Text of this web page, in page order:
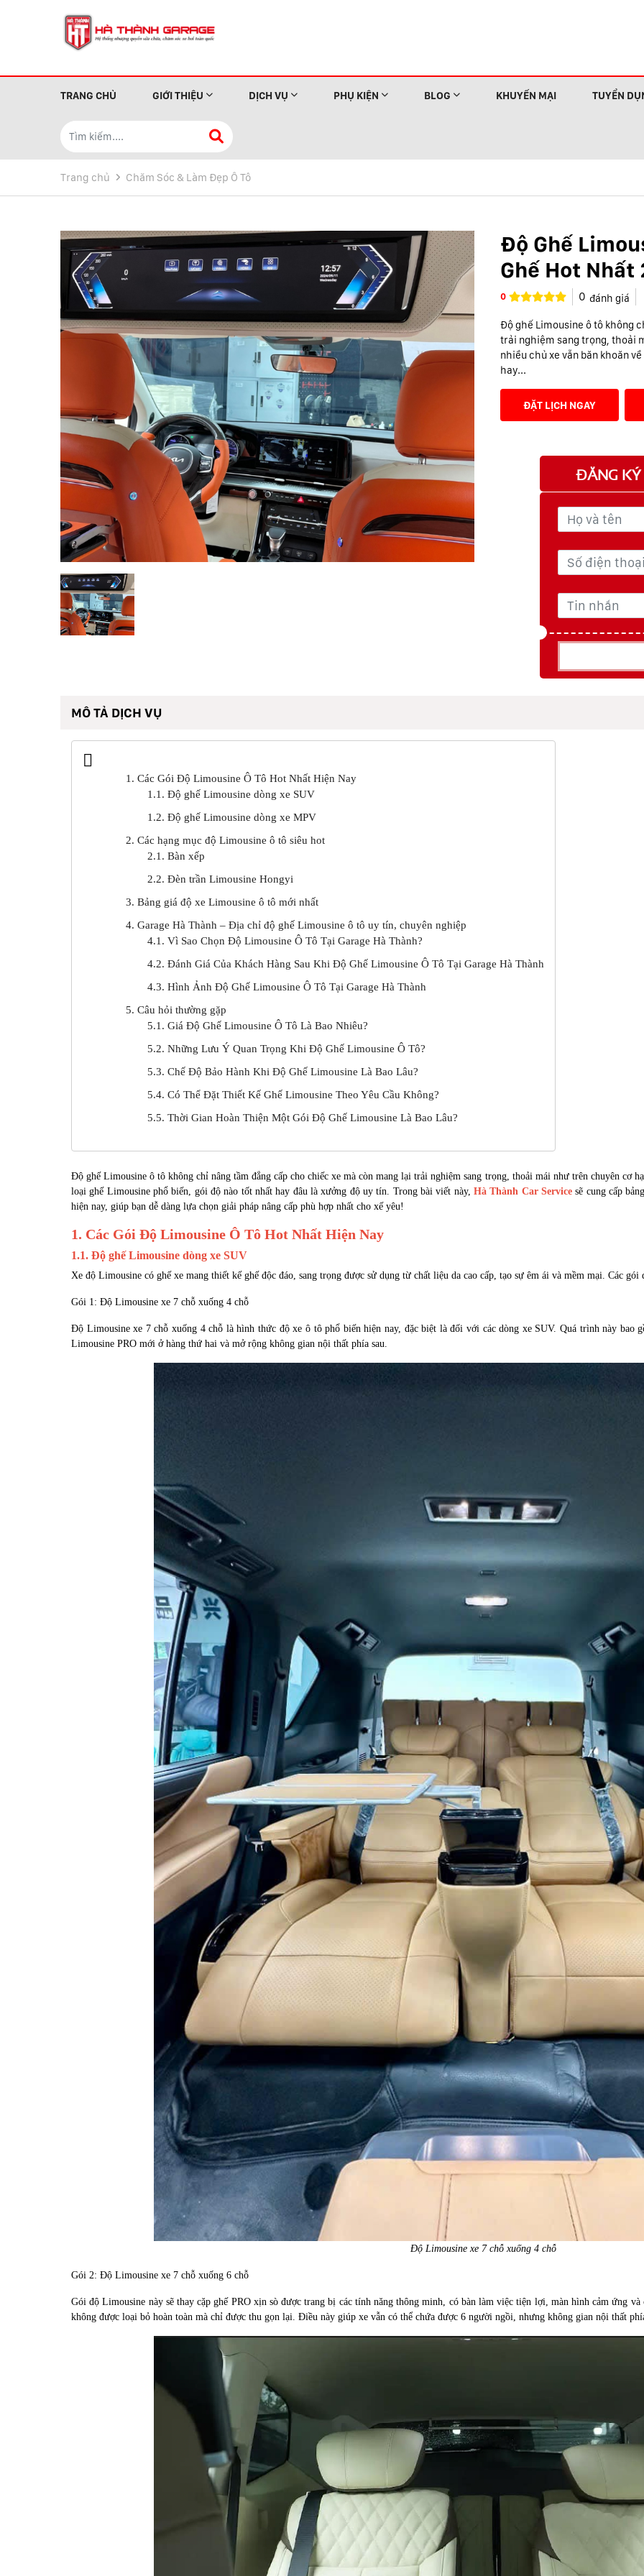
TRANG CHỦ GIỚI THIỆU DỊCH VỤ PHỤ KIỆN BLOG KHUYẾN MẠI TUYỂN
Trang chủ Chăm Sóc & Làm Đẹp Ô Tô
Độ Ghế
Ghế Hot Nhất
0 0 đánh giá
Độ ghế Limousine ô tô không
trải nghiệm sang trọng, thoải
nhiều chủ xe vẫn băn khoăn
hay...
ĐẶT LỊCH NGAY
ĐĂNG KÝ
MÔ TẢ DỊCH VỤ
1. Các Gói Độ Limousine Ô Tô Hot Nhất Hiện Nay
1.1. Độ ghế Limousine dòng xe SUV
1.2. Độ ghế Limousine dòng xe MPV
2. Các hạng mục độ Limousine ô tô siêu hot
2.1. Bàn xếp
2.2. Đèn trần Limousine Hongyi
3. Bảng giá độ xe Limousine ô tô mới nhất
4. Garage Hà Thành – Địa chỉ độ ghế Limousine ô tô uy tín, chuyên nghiệp
4.1. Vì Sao Chọn Độ Limousine Ô Tô Tại Garage Hà Thành?
4.2. Đánh Giá Của Khách Hàng Sau Khi Độ Ghế Limousine Ô Tô Tại Garage Hà Thành
4.3. Hình Ảnh Độ Ghế Limousine Ô Tô Tại Garage Hà Thành
5. Câu hỏi thường gặp
5.1. Giá Độ Ghế Limousine Ô Tô Là Bao Nhiêu?
5.2. Những Lưu Ý Quan Trọng Khi Độ Ghế Limousine Ô Tô?
5.3. Chế Độ Bảo Hành Khi Độ Ghế Limousine Là Bao Lâu?
5.4. Có Thể Đặt Thiết Kế Ghế Limousine Theo Yêu Cầu Không?
5.5. Thời Gian Hoàn Thiện Một Gói Độ Ghế Limousine Là Bao Lâu?
Độ ghế Limousine ô tô không chỉ nâng tầm đẳng cấp cho chiếc xe mà còn mang lại trải nghiệm sang trọng, thoải mái như trên chuyên cơ
loại ghế Limousine phổ biến, gói độ nào tốt nhất hay đâu là xưởng độ uy tín. Trong bài viết này, Hà Thành Car Service sẽ cung cấp
hiện nay, giúp bạn dễ dàng lựa chọn giải pháp nâng cấp phù hợp nhất cho xế yêu!
1. Các Gói Độ Limousine Ô Tô Hot Nhất Hiện Nay
1.1. Độ ghế Limousine dòng xe SUV
Xe độ Limousine có ghế xe mang thiết kế ghế độc đáo, sang trọng được sử dụng từ chất liệu da cao cấp, tạo sự êm ái và mềm mại. Các
Gói 1: Độ Limousine xe 7 chỗ xuống 4 chỗ
Độ Limousine xe 7 chỗ xuống 4 chỗ là hình thức độ xe ô tô phổ biến hiện nay, đặc biệt là đối với các dòng xe SUV. Quá trình này bao
Limousine PRO mới ở hàng thứ hai và mở rộng không gian nội thất phía sau.
Độ Limousine xe 7 chỗ xuống 4 chỗ
Gói 2: Độ Limousine xe 7 chỗ xuống 6 chỗ
Gói độ Limousine này sẽ thay cặp ghế PRO xịn sò được trang bị các tính năng thông minh, có bàn làm việc tiện lợi, màn hình cảm ứng
không được loại bỏ hoàn toàn mà chỉ được thu gọn lại. Điều này giúp xe vẫn có thể chứa được 6 người ngồi, nhưng không gian nội thất